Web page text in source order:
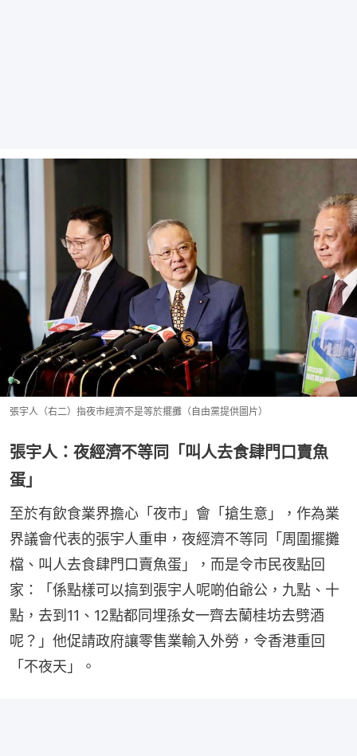
張宇人（右二）指夜市經濟不是等於擺攤（自由黨提供圖片）
張宇人：夜經濟不等同「叫人去食肆門口賣魚
蛋」
至於有飲食業界擔心「夜市」會「搶生意」，作為業
界議會代表的張宇人重申，夜經濟不等同「周圍擺攤
檔、叫人去食肆門口賣魚蛋」，而是令市民夜點回
家：「係點樣可以搞到張宇人呢啲伯爺公，九點、十
點，去到11、12點都同埋孫女一齊去蘭桂坊去劈酒
呢？」他促請政府讓零售業輸入外勞，令香港重回
「不夜天」。